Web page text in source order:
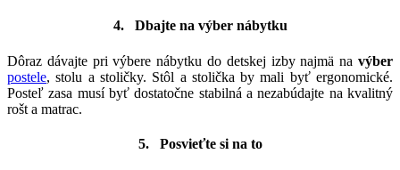
4. Dbajte na výber nábytku
Dôraz dávajte pri výbere nábytku do detskej izby najmä na výber
postele, stolu a stoličky. Stôl a stolička by mali byť ergonomické.
Posteľ zasa musí byť dostatočne stabilná a nezabúdajte na kvalitný
rošt a matrac.
5. Posvieťte si na to